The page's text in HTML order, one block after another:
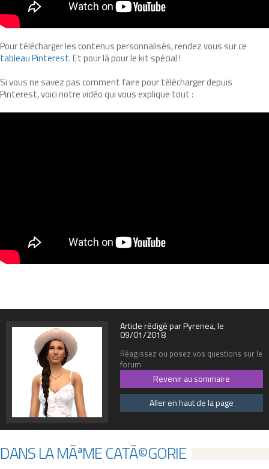
Pour télécharger les contenus personnalisés, rendez vous sur ce
tableau Pinterest. Et pour là pour le kit spécial !
Si vous ne savez pas comment faire pour télécharger depuis
Pinterest, voici notre vidéo qui vous explique tout :
Article rédigé par Pyrenea, le
09/01/2018
Réagissez ou posez vos questions sur le
forum
Revenir au sommaire
Aller en haut de la page
DANS LA MÃªME CATÃ©GORIE